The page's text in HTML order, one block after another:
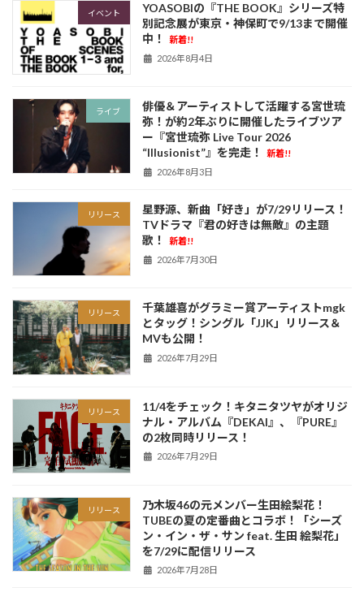
イベント
YOASOBIの『THE BOOK』シリーズ特
別記念展が東京・神保町で9/13まで開催
中！
新着!!
2026年8月4日
ライブ
俳優＆アーティストして活躍する宮世琉
弥！が約2年ぶりに開催したライブツア
ー『宮世琉弥 Live Tour 2026
“Illusionist”』を完走！
新着!!
2026年8月3日
リリース
星野源、新曲「好き」が7/29リリース！
TVドラマ『君の好きは無敵』の主題
歌！
新着!!
2026年7月30日
リリース
千葉雄喜がグラミー賞アーティストmgk
とタッグ！シングル「JJK」リリース＆
MVも公開！
2026年7月29日
リリース
11/4をチェック！キタニタツヤがオリジ
ナル・アルバム『DEKAI』、『PURE』
の2枚同時リリース！
2026年7月29日
リリース
乃木坂46の元メンバー生田絵梨花！
TUBEの夏の定番曲とコラボ！「シーズ
ン・イン・ザ・サン feat. 生田 絵梨花」
を7/29に配信リリース
2026年7月28日